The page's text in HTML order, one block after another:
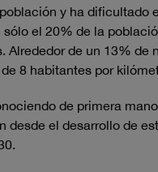
y ha dificultado
el 20% de la
Alrededor de un 13%
8 habitantes por
de primera
desde el desarrollo de